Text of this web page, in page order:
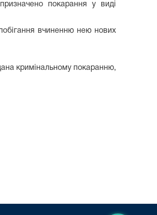
покарання у виді
вчиненню нею нових
кримінальному покаранню,